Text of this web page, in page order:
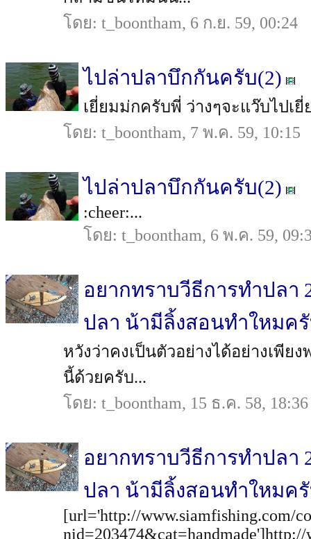
โดย: t_boontham, 6 ก.ย. 59, 00:24
ไปล่าปลาบึกกันครับ(2)
เยี่ยมม่กครับพี่ ว่างๆจะแว๊บไปเ
โดย: t_boontham, 7 พ.ค. 59, 10:15
ไปล่าปลาบึกกันครับ(2)
:cheer:...
โดย: t_boontham, 6 พ.ค. 59,
อยากทราบวีธีการทำปลา
ปลา น้ามีลิ้งสอนทำใหมค
หวังว่าคงเป็นตัวอย่างได้อย่างเพี
นี้ด้วยครับ...
โดย: t_boontham, 15 ธ.ค. 58, 18:36
อยากทราบวีธีการทำปลา
ปลา น้ามีลิ้งสอนทำใหมค
[url='http://www.siamfishing.com/